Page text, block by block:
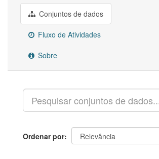
Conjuntos de dados
Fluxo de Atividades
Sobre
Ordenar por